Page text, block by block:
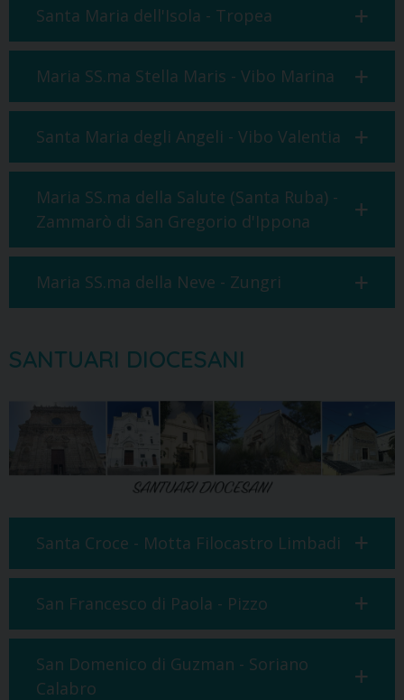
Santa Maria dell'Isola - Tropea
Maria SS.ma Stella Maris - Vibo Marina
Santa Maria degli Angeli - Vibo Valentia
Maria SS.ma della Salute (Santa Ruba) -
Zammarò di San Gregorio d'Ippona
Maria SS.ma della Neve - Zungri
SANTUARI DIOCESANI
Santa Croce - Motta Filocastro Limbadi
San Francesco di Paola - Pizzo
San Domenico di Guzman - Soriano
Calabro